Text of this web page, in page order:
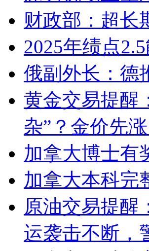
财政部：超长
2025年绩点
俄副外长：德
黄金交易提醒
杂”？金价先
加拿大博士有
加拿大本科完
原油交易提醒
运袭击不断，